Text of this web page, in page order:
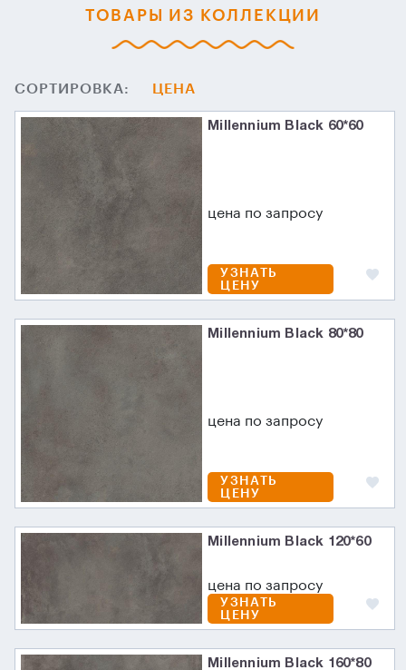
ТОВАРЫ ИЗ КОЛЛЕКЦИИ
СОРТИРОВКА: ЦЕНА
Millennium Black 60*60
цена по запросу
УЗНАТЬ
ЦЕНУ
Millennium Black 80*80
цена по запросу
УЗНАТЬ
ЦЕНУ
Millennium Black 120*60
цена по запросу
УЗНАТЬ
ЦЕНУ
Millennium Black 160*80